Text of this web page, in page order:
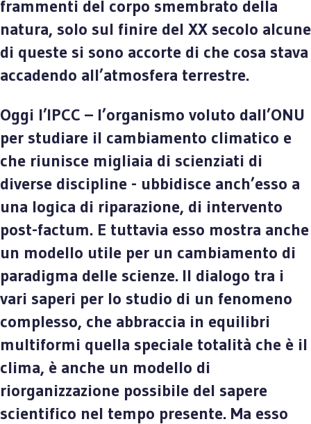
frammenti del corpo smembrato della
natura, solo sul finire del XX secolo alcune
di queste si sono accorte di che cosa stava
accadendo all’atmosfera terrestre.
Oggi l’IPCC – l’organismo voluto dall’ONU
per studiare il cambiamento climatico e
che riunisce migliaia di scienziati di
diverse discipline - ubbidisce anch’esso a
una logica di riparazione, di intervento
post-factum. E tuttavia esso mostra anche
un modello utile per un cambiamento di
paradigma delle scienze. Il dialogo tra i
vari saperi per lo studio di un fenomeno
complesso, che abbraccia in equilibri
multiformi quella speciale totalità che è il
clima, è anche un modello di
riorganizzazione possibile del sapere
scientifico nel tempo presente. Ma esso